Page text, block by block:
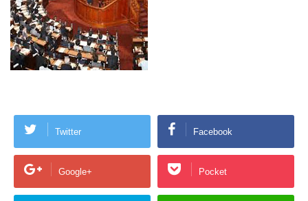
Twitter Facebook
Google+ Pocket